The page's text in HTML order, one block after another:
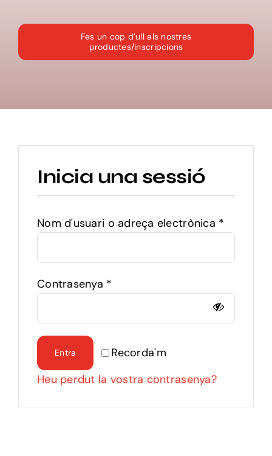
El temps
Contacte
Fes un cop d’ull als nostres
productes/inscripcions
Inicia una sessió
Nom d'usuari o adreça electrònica *
Contrasenya *
Recorda'm
Entra
Heu perdut la vostra contrasenya?